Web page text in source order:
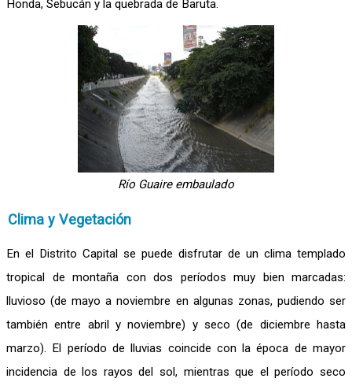
Honda, Sebucán y la quebrada de Baruta.
Río Guaire embaulado
Clima y Vegetación
En el Distrito Capital se puede disfrutar de un clima templado
tropical de montaña con dos períodos muy bien marcadas:
lluvioso (de mayo a noviembre en algunas zonas, pudiendo ser
también entre abril y noviembre) y seco (de diciembre hasta
marzo). El período de lluvias coincide con la época de mayor
incidencia de los rayos del sol, mientras que el período seco